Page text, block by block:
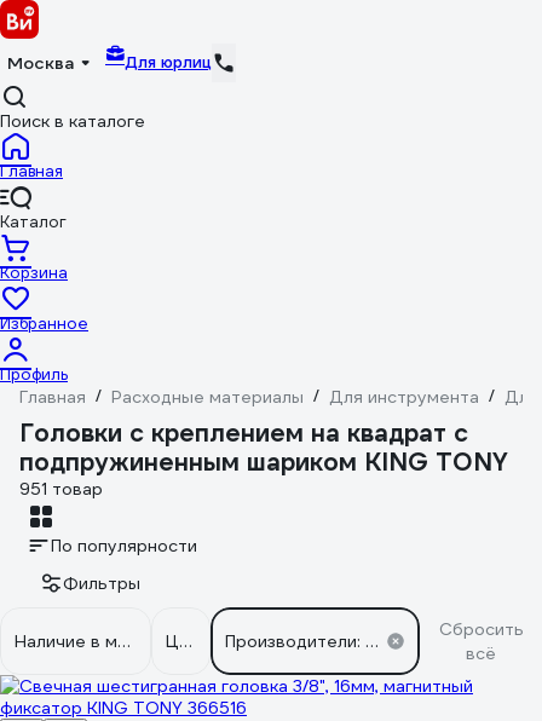
Москва Для юрлиц
Поиск в каталоге
Главная
Каталог
Корзина
Избранное
Профиль
Главная / Расходные материалы / Для инструмента / Для
Головки с креплением на квадрат с
подпружиненным шариком KING TONY
951 товар
По популярности
Фильтры
Наличие в магазинах Цена Производители: KING TONY
Сбросить
всё